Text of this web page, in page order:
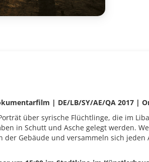
| DE/LB/SY/AE/QA 2017 |
über syrische Flüchtlinge, die im
in Schutt und Asche gelegt werden.
Gebäude und versammeln sich